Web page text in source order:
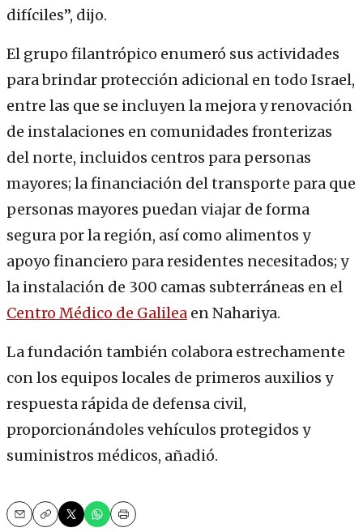
difíciles”, dijo.
El grupo filantrópico enumeró sus actividades
para brindar protección adicional en todo Israel,
entre las que se incluyen la mejora y renovación
de instalaciones en comunidades fronterizas
del norte, incluidos centros para personas
mayores; la financiación del transporte para que
personas mayores puedan viajar de forma
segura por la región, así como alimentos y
apoyo financiero para residentes necesitados; y
la instalación de 300 camas subterráneas en el
Centro Médico de Galilea en Nahariya.
La fundación también colabora estrechamente
con los equipos locales de primeros auxilios y
respuesta rápida de defensa civil,
proporcionándoles vehículos protegidos y
suministros médicos, añadió.
EmailCopy Print